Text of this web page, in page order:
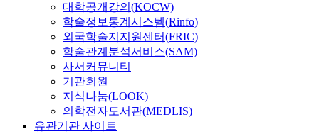
대학공개강의(KOCW)
학술정보통계시스템(Rinfo)
외국학술지지원센터(FRIC)
학술관계분석서비스(SAM)
사서커뮤니티
기관회원
지식나눔(LOOK)
의학전자도서관(MEDLIS)
유관기관 사이트